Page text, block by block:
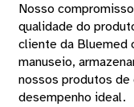
Nosso
qualidade do
cliente da Bluemed
manuseio,
nossos produtos de
desempenho ideal.